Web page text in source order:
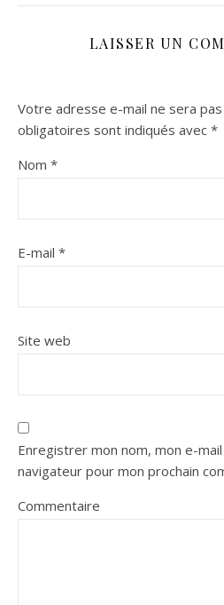
LAISSER UN
Votre adresse e-mail ne sera pas
obligatoires sont indiqués avec *
Nom *
E-mail *
Site web
Enregistrer mon nom, mon e-
navigateur pour mon prochain
Commentaire